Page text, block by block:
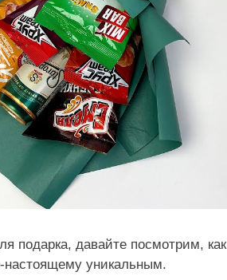
подарка, давайте посмотрим, как
настоящему уникальным.